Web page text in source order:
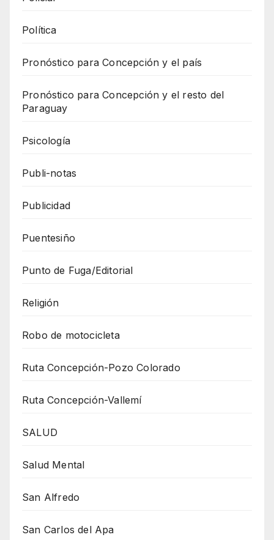
Política
Pronóstico para Concepción y el país
Pronóstico para Concepción y el resto del
Paraguay
Psicología
Publi-notas
Publicidad
Puentesiño
Punto de Fuga/Editorial
Religión
Robo de motocicleta
Ruta Concepción-Pozo Colorado
Ruta Concepción-Vallemí
SALUD
Salud Mental
San Alfredo
San Carlos del Apa